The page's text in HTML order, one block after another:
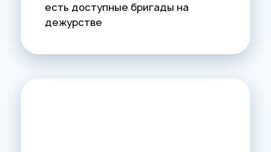
есть доступные бригады на
дежурстве